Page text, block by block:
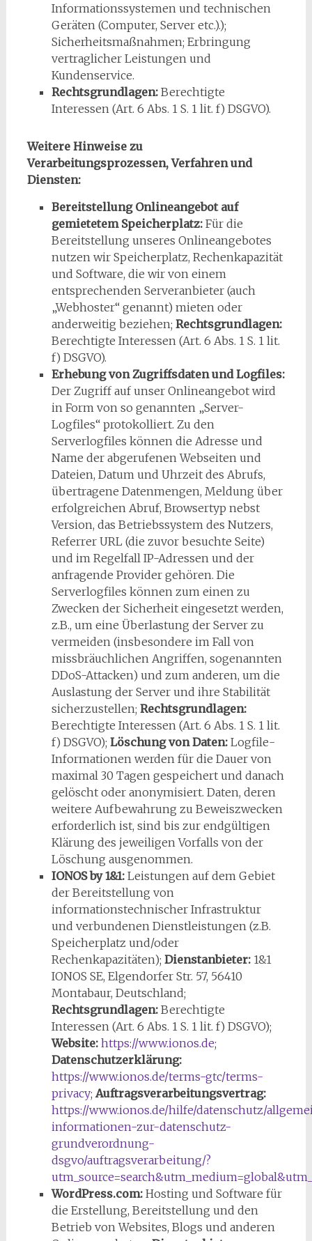
Informationssystemen und technischen
Geräten (Computer, Server etc.).);
Sicherheitsmaßnahmen; Erbringung
vertraglicher Leistungen und
Kundenservice.
Rechtsgrundlagen:Berechtigte
Interessen (Art. 6 Abs. 1 S. 1 lit. f) DSGVO).
Weitere Hinweise zu
Verarbeitungsprozessen, Verfahren und
Diensten:
Bereitstellung Onlineangebot auf
gemietetem Speicherplatz: Für die
Bereitstellung unseres Onlineangebotes
nutzen wir Speicherplatz, Rechenkapazität
und Software, die wir von einem
entsprechenden Serveranbieter (auch
„Webhoster“ genannt) mieten oder
anderweitig beziehen; Rechtsgrundlagen:
Berechtigte Interessen (Art. 6 Abs. 1 S. 1 lit.
f) DSGVO).
Erhebung von Zugriffsdaten und Logfiles:
Der Zugriff auf unser Onlineangebot wird
in Form von so genannten „Server-
Logfiles“ protokolliert. Zu den
Serverlogfiles können die Adresse und
Name der abgerufenen Webseiten und
Dateien, Datum und Uhrzeit des Abrufs,
übertragene Datenmengen, Meldung über
erfolgreichen Abruf, Browsertyp nebst
Version, das Betriebssystem des Nutzers,
Referrer URL (die zuvor besuchte Seite)
und im Regelfall IP-Adressen und der
anfragende Provider gehören. Die
Serverlogfiles können zum einen zu
Zwecken der Sicherheit eingesetzt werden,
z.B., um eine Überlastung der Server zu
vermeiden (insbesondere im Fall von
missbräuchlichen Angriffen, sogenannten
DDoS-Attacken) und zum anderen, um die
Auslastung der Server und ihre Stabilität
sicherzustellen; Rechtsgrundlagen:
Berechtigte Interessen (Art. 6 Abs. 1 S. 1 lit.
f) DSGVO); Löschung von Daten:Logfile-
Informationen werden für die Dauer von
maximal 30 Tagen gespeichert und danach
gelöscht oder anonymisiert. Daten, deren
weitere Aufbewahrung zu Beweiszwecken
erforderlich ist, sind bis zur endgültigen
Klärung des jeweiligen Vorfalls von der
Löschung ausgenommen.
IONOS by 1&1: Leistungen auf dem Gebiet
der Bereitstellung von
informationstechnischer Infrastruktur
und verbundenen Dienstleistungen (z.B.
Speicherplatz und/oder
Rechenkapazitäten); Dienstanbieter:1&1
IONOS SE, Elgendorfer Str. 57, 56410
Montabaur, Deutschland;
Rechtsgrundlagen:Berechtigte
Interessen (Art. 6 Abs. 1 S. 1 lit. f) DSGVO);
Website: https://www.ionos.de;
Datenschutzerklärung:
https://www.ionos.de/terms-gtc/terms-
privacy; Auftragsverarbeitungsvertrag:
https://www.ionos.de/hilfe/datenschutz/
informationen-zur-datenschutz-
grundverordnung-
dsgvo/auftragsverarbeitung/?
WordPress.com: Hosting und Software für
die Erstellung, Bereitstellung und den
Betrieb von Websites, Blogs und anderen